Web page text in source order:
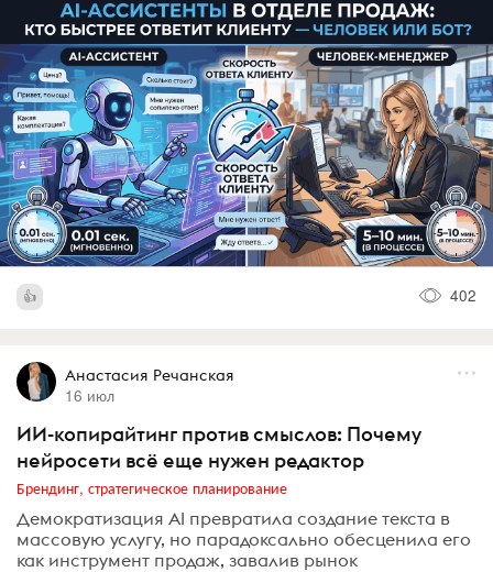
402
Анастасия Речанская
16 июл
ИИ-копирайтинг против смыслов: Почему
нейросети всё еще нужен редактор
Брендинг, стратегическое планирование
Демократизация AI превратила создание текста в
массовую услугу, но парадоксально обесценила его
как инструмент продаж, завалив рынок